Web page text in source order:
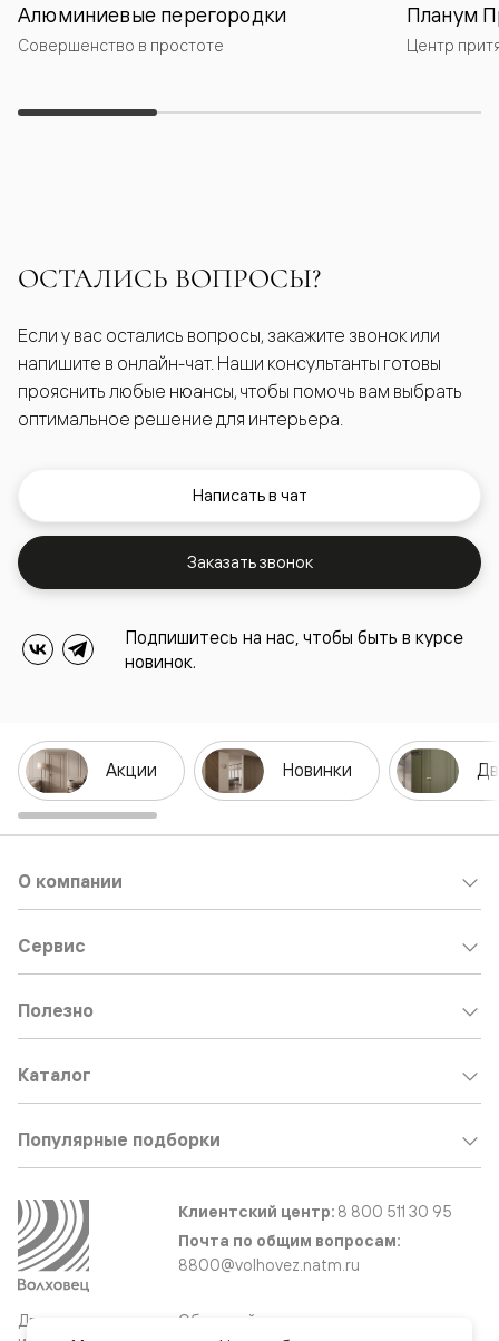
Алюминиевые перегородки
Совершенство в простоте
Планум
Центр
ОСТАЛИСЬ ВОПРОСЫ?
Если у вас остались вопросы, закажите звонок или
напишите в онлайн-чат. Наши консультанты готовы
прояснить любые нюансы, чтобы помочь вам выбрать
оптимальное решение для интерьера.
Написать в чат
Заказать звонок
Подпишитесь на нас, чтобы быть в курсе
новинок.
Акции Новинки
Двери
О компании
Сервис
Полезно
Каталог
Популярные подборки
Клиентский центр: 8 800 511 30 95
Почта по общим вопросам:
8800@volhovez.natm.ru
Обратный звонок